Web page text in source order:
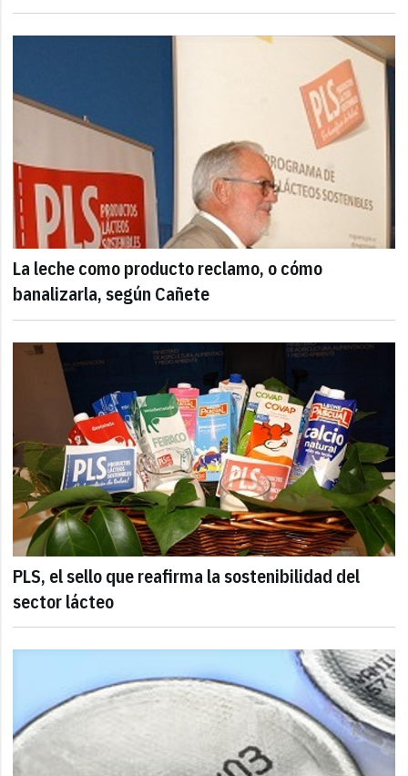
La leche como producto reclamo, o cómo
banalizarla, según Cañete
PLS, el sello que reafirma la sostenibilidad del
sector lácteo